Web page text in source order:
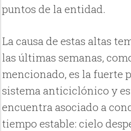
puntos de la entidad.
La causa de estas altas
las últimas semanas,
mencionado, es la fuerte
sistema anticiclónico y
encuentra asociado a
tiempo estable: cielo